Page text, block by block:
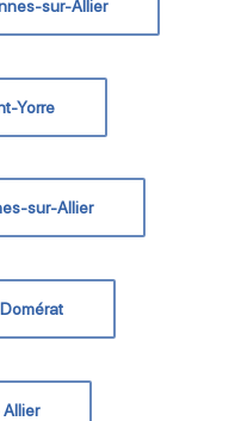
sur-Allier
Yorre
sur-Allier
Allier